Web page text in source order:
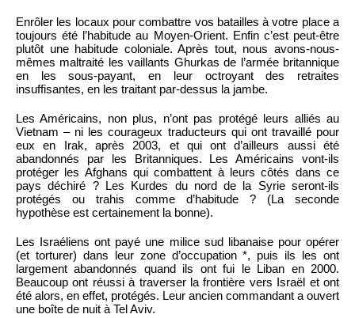
Enrôler les locaux pour combattre vos batailles à votre place a
toujours été l’habitude au Moyen-Orient. Enfin c’est peut-être
plutôt une habitude coloniale. Après tout, nous avons-nous-
mêmes maltraité les vaillants Ghurkas de l’armée britannique
en les sous-payant, en leur octroyant des retraites
insuffisantes, en les traitant par-dessus la jambe.
Les Américains, non plus, n’ont pas protégé leurs alliés au
Vietnam – ni les courageux traducteurs qui ont travaillé pour
eux en Irak, après 2003, et qui ont d’ailleurs aussi été
abandonnés par les Britanniques. Les Américains vont-ils
protéger les Afghans qui combattent à leurs côtés dans ce
pays déchiré ? Les Kurdes du nord de la Syrie seront-ils
protégés ou trahis comme d’habitude ? (La seconde
hypothèse est certainement la bonne).
Les Israéliens ont payé une milice sud libanaise pour opérer
(et torturer) dans leur zone d’occupation *, puis ils les ont
largement abandonnés quand ils ont fui le Liban en 2000.
Beaucoup ont réussi à traverser la frontière vers Israël et ont
été alors, en effet, protégés. Leur ancien commandant a ouvert
une boîte de nuit à Tel Aviv.